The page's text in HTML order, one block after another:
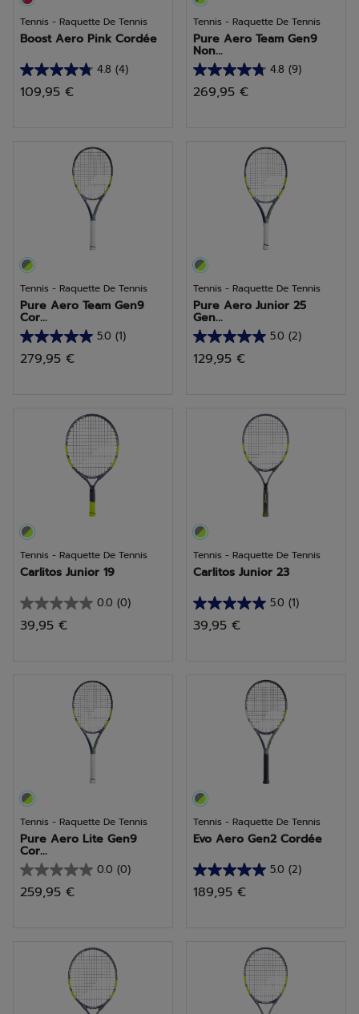
Tennis - Raquette De Tennis
Boost Aero Pink Cordée
4.8 (4)
4.8
sur
109,95 €
Tennis - Raquette De Tennis
Pure Aero Team Gen9
Non...
4.8 (9)
4.8
sur
269,95 €
Tennis - Raquette De Tennis
Pure Aero Team Gen9
Cor...
5.0 (1)
5.0
sur
279,95 €
Tennis - Raquette De Tennis
Pure Aero Junior 25
Gen...
5.0 (2)
5.0
sur
129,95 €
Tennis - Raquette De Tennis
Carlitos Junior 19
0.0 (0)
0.0
sur
39,95 €
Tennis - Raquette De Tennis
Carlitos Junior 23
5.0 (1)
5.0
sur
39,95 €
Tennis - Raquette De Tennis
Pure Aero Lite Gen9
Cor...
0.0 (0)
0.0
sur
259,95 €
Tennis - Raquette De Tennis
Evo Aero Gen2 Cordée
5.0 (2)
5.0
sur
189,95 €